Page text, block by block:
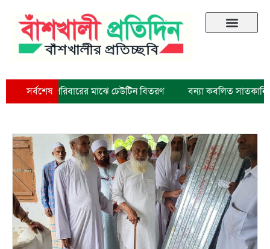
সর্বশেষ
মাঝে ঢেউটিন বিতরণ বন্যা কবলিত সাতকানিয়ায় অসহায় নারী